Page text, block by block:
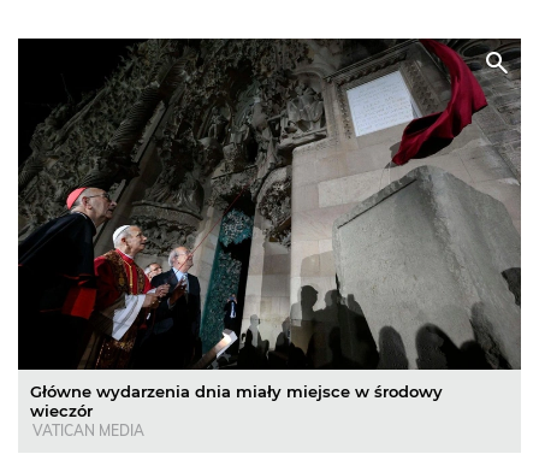
Główne wydarzenia dnia miały miejsce w środowy
wieczór
VATICAN MEDIA